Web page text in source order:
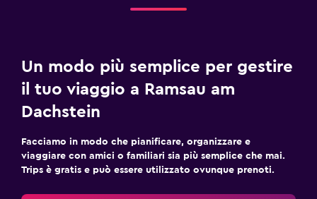
Un modo più semplice per gestire
il tuo viaggio a Ramsau am
Dachstein
Facciamo in modo che pianificare, organizzare e
viaggiare con amici o familiari sia più semplice che mai.
Trips è gratis e può essere utilizzato ovunque prenoti.